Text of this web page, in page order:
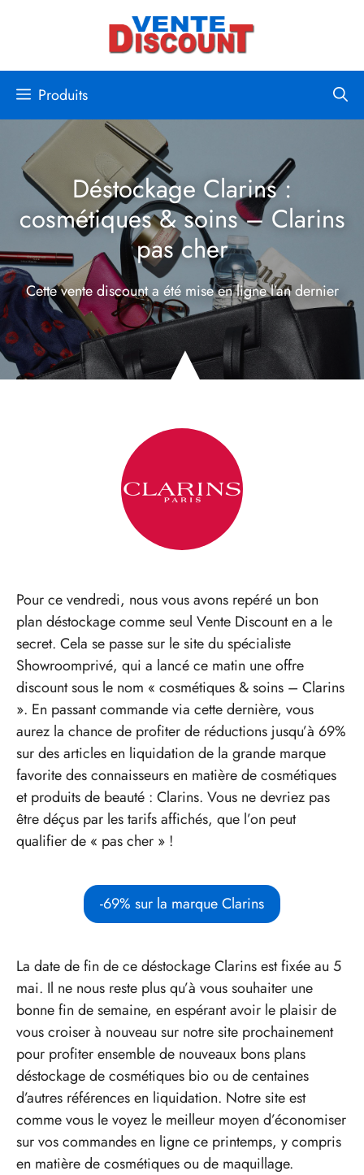
Produits
Déstockage Clarins :
cosmétiques & soins – Clarins
pas cher
Cette vente discount a été mise en lignel’an dernier
Pour ce vendredi, nous vous avons repéré un bon
plan déstockage comme seul Vente Discount en a le
secret. Cela se passe sur le site du spécialiste
Showroomprivé, qui a lancé ce matin une offre
discount sous le nom « cosmétiques & soins – Clarins
». En passant commande via cette dernière, vous
aurez la chance de profiter de réductions jusqu’à 69%
sur des articles en liquidation de la grande marque
favorite des connaisseurs en matière de cosmétiques
et produits de beauté : Clarins. Vous ne devriez pas
être déçus par les tarifs affichés, que l’on peut
qualifier de « pas cher » !
-69% sur la marque Clarins
La date de fin de ce déstockage Clarins est fixée au 5
mai. Il ne nous reste plus qu’à vous souhaiter une
bonne fin de semaine, en espérant avoir le plaisir de
vous croiser à nouveau sur notre site prochainement
pour profiter ensemble de nouveaux bons plans
déstockage de cosmétiques bio ou de centaines
d’autres références en liquidation. Notre site est
comme vous le voyez le meilleur moyen d’économiser
sur vos commandes en ligne ce printemps, y compris
en matière de cosmétiques ou de maquillage.